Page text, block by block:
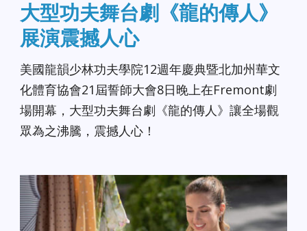
大型功夫舞台劇《龍的傳人》
展演震撼人心
美國龍韻少林功夫學院12週年慶典暨北加州華文
化體育協會21屆誓師大會8日晚上在Fremont劇
場開幕，大型功夫舞台劇《龍的傳人》讓全場觀
眾為之沸騰，震撼人心！